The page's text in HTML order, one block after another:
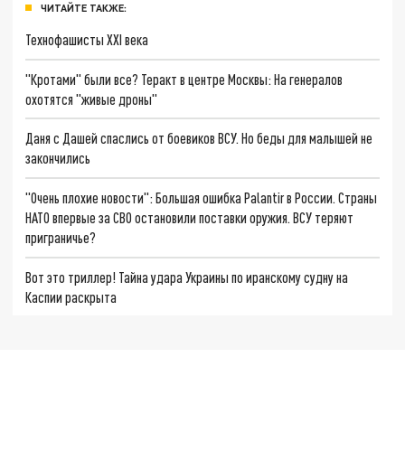
ЧИТАЙТЕ ТАКЖЕ:
Технофашисты XXI века
"Кротами" были все? Теракт в центре Москвы: На генералов
охотятся "живые дроны"
Даня с Дашей спаслись от боевиков ВСУ. Но беды для малышей не
закончились
"Очень плохие новости": Большая ошибка Palantir в России. Страны
НАТО впервые за СВО остановили поставки оружия. ВСУ теряют
приграничье?
Вот это триллер! Тайна удара Украины по иранскому судну на
Каспии раскрыта